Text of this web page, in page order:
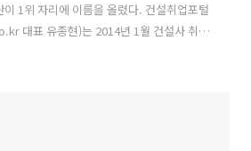
1위 자리에 이름을 올렸다. 건설취업포털
대표 유종현)는 2014년 1월 건설사 취업
삼성물산이 종합건설 부문 정상자리를 굳